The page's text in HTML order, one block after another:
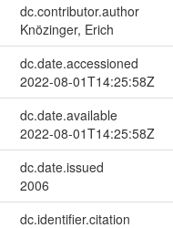
dc.contributor.author
Knözinger, Erich
dc.date.accessioned
2022-08-01T14:25:58Z
dc.date.available
2022-08-01T14:25:58Z
dc.date.issued
2006
dc.identifier.citation